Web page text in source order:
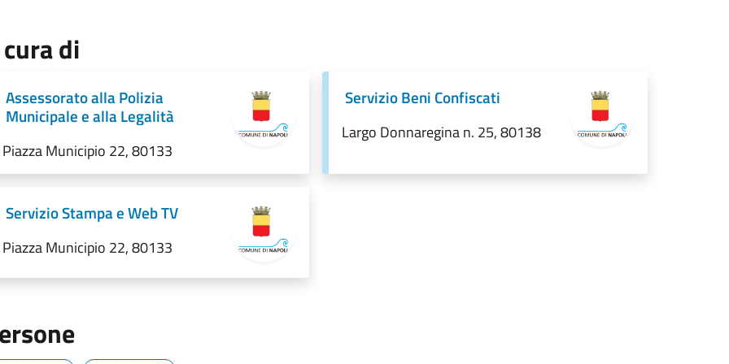
di
Assessorato alla Polizia
Municipale e alla Legalità
Piazza Municipio 22, 80133
Servizio Beni Confiscati
Largo Donnaregina n. 25, 80138
Servizio Stampa e Web TV
Piazza Municipio 22, 80133